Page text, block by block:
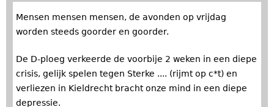
Mensen mensen mensen, de avonden op vrijdag
worden steeds goorder en goorder.
De D-ploeg verkeerde de voorbije 2 weken in een diepe
crisis, gelijk spelen tegen Sterke .... (rijmt op c*t) en
verliezen in Kieldrecht bracht onze mind in een diepe
depressie.